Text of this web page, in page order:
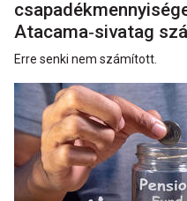
Atacama‑sivatag
Erre senki nem számított.